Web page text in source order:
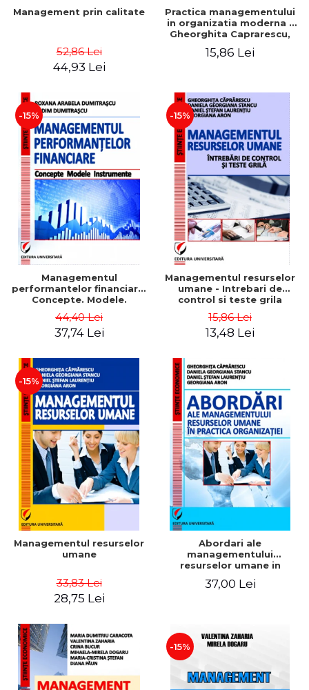
Management prin calitate
52,86 Lei
44,93 Lei
Practica managementului
in organizatia moderna -
Gheorghita Caprarescu,
Georgiana Aron
15,86 Lei
-15%
Managementul
performantelor financiare.
Concepte. Modele.
44,40 Lei
37,74 Lei
-15%
Managementul resurselor
umane - Intrebari de
control si teste grila
15,86 Lei
13,48 Lei
-15%
Managementul resurselor
umane
33,83 Lei
28,75 Lei
Abordari ale
managementului
resurselor umane in
37,00 Lei
-15%